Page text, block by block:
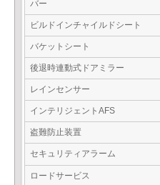
バー
ビルドインチャイルドシート
バケットシート
後退時連動式ドアミラー
レインセンサー
インテリジェントAFS
盗難防止装置
セキュリティアラーム
ロードサービス